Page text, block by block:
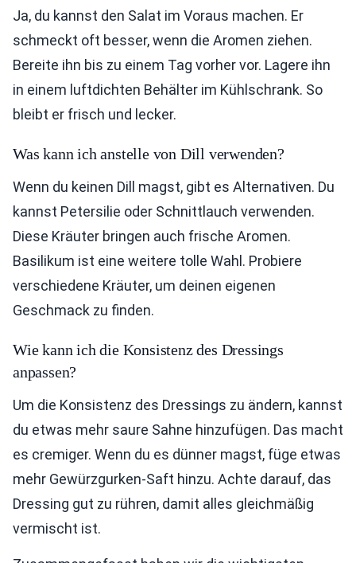
Ja, du kannst den Salat im Voraus machen. Er
schmeckt oft besser, wenn die Aromen ziehen.
Bereite ihn bis zu einem Tag vorher vor. Lagere ihn
in einem luftdichten Behälter im Kühlschrank. So
bleibt er frisch und lecker.
Was kann ich anstelle von Dill verwenden?
Wenn du keinen Dill magst, gibt es Alternativen. Du
kannst Petersilie oder Schnittlauch verwenden.
Diese Kräuter bringen auch frische Aromen.
Basilikum ist eine weitere tolle Wahl. Probiere
verschiedene Kräuter, um deinen eigenen
Geschmack zu finden.
Wie kann ich die Konsistenz des Dressings
anpassen?
Um die Konsistenz des Dressings zu ändern, kannst
du etwas mehr saure Sahne hinzufügen. Das macht
es cremiger. Wenn du es dünner magst, füge etwas
mehr Gewürzgurken-Saft hinzu. Achte darauf, das
Dressing gut zu rühren, damit alles gleichmäßig
vermischt ist.